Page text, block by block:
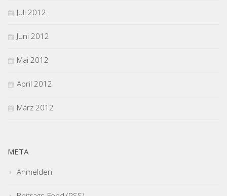
Juli 2012
Juni 2012
Mai 2012
April 2012
März 2012
META
Anmelden